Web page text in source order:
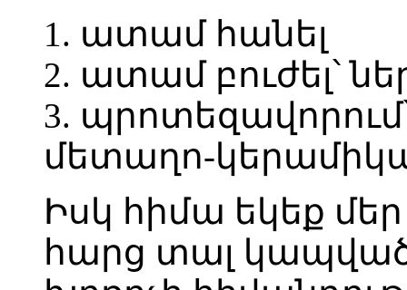
1. ատամ հանել
2. ատամ բուժել՝
3.
մետաղո-կերամիկա
Իսկ հիմա եկեք
հարց տալ կապված